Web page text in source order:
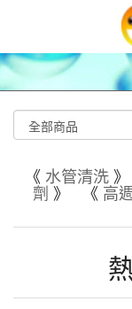
《 水管清洗
劑》 《 高